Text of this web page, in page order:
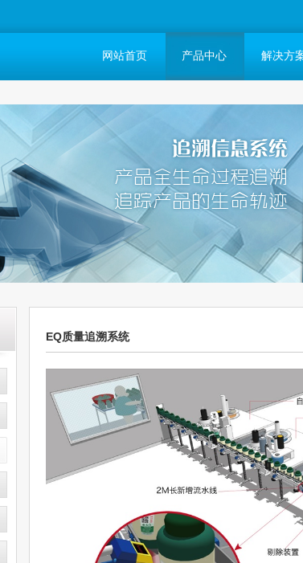
网站首页 产品中心 解决方
EQ质量追溯系统